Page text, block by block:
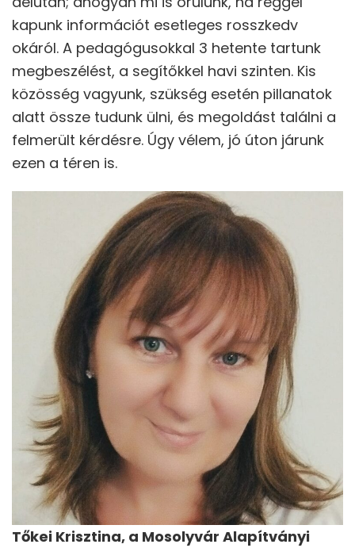
kapunk információt esetleges rosszkedv
okáról. A pedagógusokkal 3 hetente tartunk
megbeszélést, a segítőkkel havi szinten. Kis
közösség vagyunk, szükség esetén pillanatok
alatt össze tudunk ülni, és megoldást találni a
felmerült kérdésre. Úgy vélem, jó úton járunk
ezen a téren is.
Tőkei Krisztina, a Mosolyvár Alapítványi